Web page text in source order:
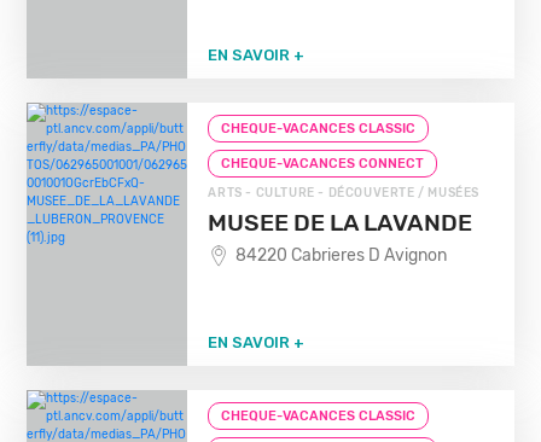
EN SAVOIR +
CHEQUE-VACANCES CLASSIC
CHEQUE-VACANCES CONNECT
ARTS - CULTURE - DÉCOUVERTE / MUSÉES
MUSEE DE LA LAVANDE
84220 Cabrieres D Avignon
EN SAVOIR +
CHEQUE-VACANCES CLASSIC